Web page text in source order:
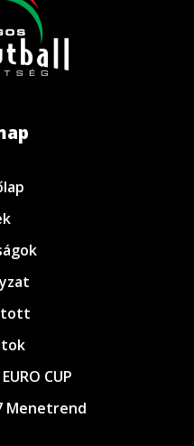
CUP
Menetrend